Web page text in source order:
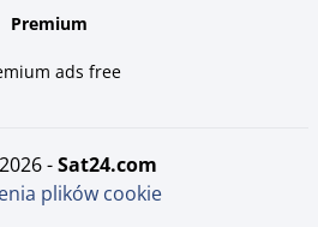
Premium
ads free
- sat24.com
plików cookie